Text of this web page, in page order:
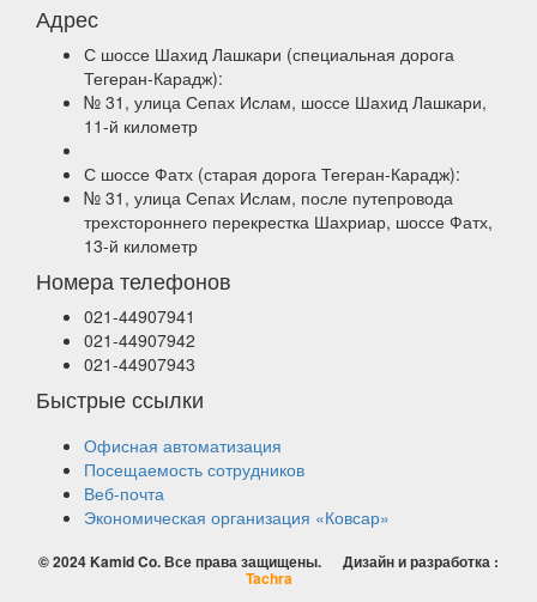
Адрес
С шоссе Шахид Лашкари (специальная дорога
Тегеран-Карадж):
№ 31, улица Сепах Ислам, шоссе Шахид Лашкари,
11-й километр
С шоссе Фатх (старая дорога Тегеран-Карадж):
№ 31, улица Сепах Ислам, после путепровода
трехстороннего перекрестка Шахриар, шоссе Фатх,
13-й километр
Номера телефонов
021-44907941
021-44907942
021-44907943
Быстрые ссылки
Офисная автоматизация
Посещаемость сотрудников
Веб-почта
Экономическая организация «Ковсар»
© 2024 Kamid Co. Все права защищены. Дизайн и разработка :
Tachra